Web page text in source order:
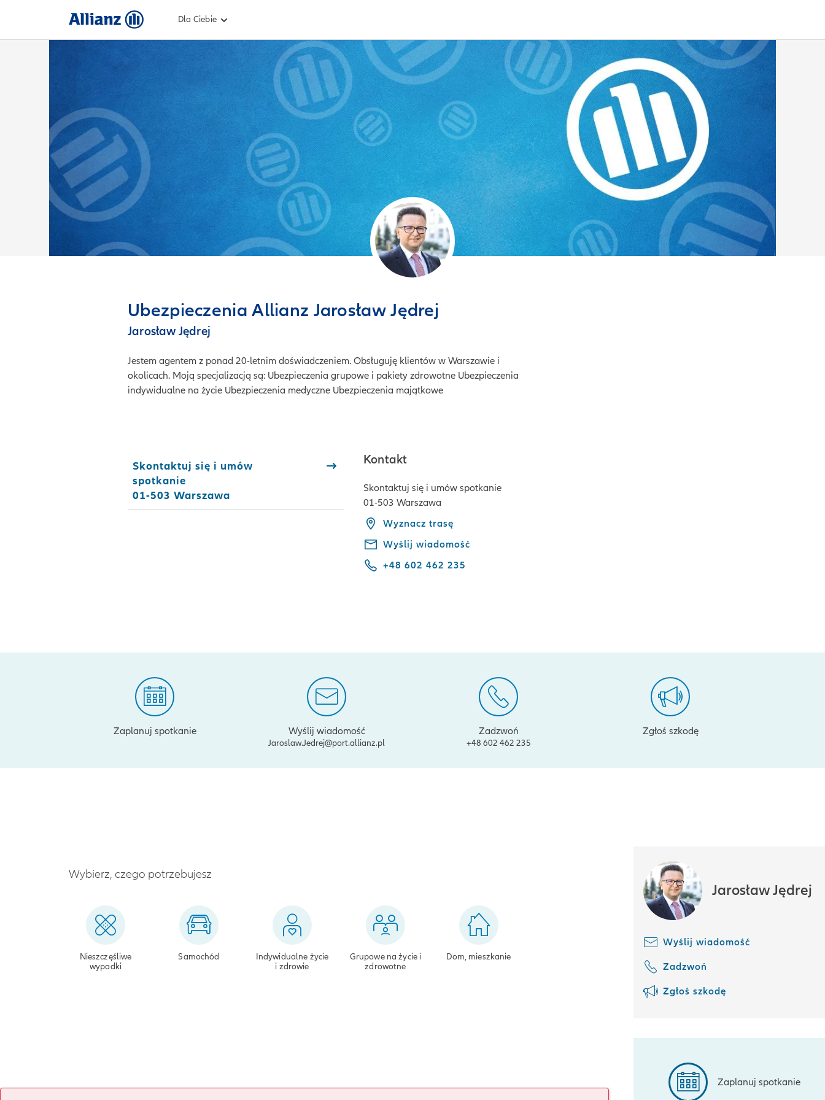
Dla Ciebie
Ubezpieczenia Allianz Jarosław Jędrej
Jarosław Jędrej
Jestem agentem z ponad 20-letnim doświadczeniem. Obsługuję klientów w Warszawie i
okolicach. Moją specjalizacją są: Ubezpieczenia grupowe i pakiety zdrowotne Ubezpieczenia
indywidualne na życie Ubezpieczenia medyczne Ubezpieczenia majątkowe
Skontaktuj się i umów
spotkanie
01-503 Warszawa
Kontakt
Skontaktuj się i umów spotkanie
01-503 Warszawa
Wyznacz trasę
Wyślij wiadomość
+48 602 462 235
Zaplanuj spotkanie Wyślij wiadomość
Jaroslaw.Jedrej@port.allianz.pl
Zadzwoń
+48 602 462 235
Zgłoś szkodę
Jarosław Jędrej
Wyślij wiadomość
Zadzwoń
Zgłoś szkodę
Zaplanuj spotkanie
Wybierz, czego potrzebujesz
Nieszczęśliwe
wypadki
Samochód
Indywidualne życie
i zdrowie
Grupowe na życie i
zdrowotne
Dom, mieszkanie